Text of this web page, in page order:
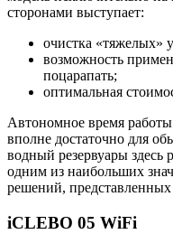
сторонами выступает:
очистка «тяжелых»
возможность
поцарапать;
оптимальная
Автономное время
вполне достаточно для
водный резервуары здесь
одним из наибольших
решений,
iCLEBO 05 WiFi